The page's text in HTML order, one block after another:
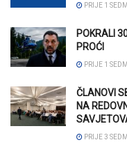
PRIJE 1
POKRALI
PROĆI
PRIJE 1
ČLANOVI
NA
PRIJE 3